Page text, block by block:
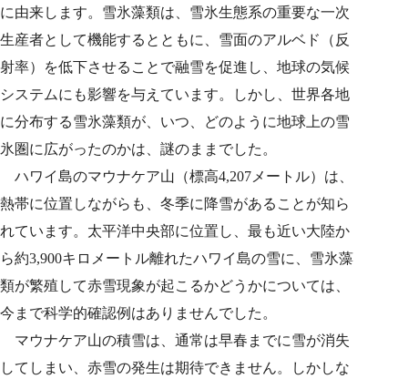
に由来します。雪氷藻類は、雪氷生態系の重要な一次
生産者として機能するとともに、雪面のアルベド（反
射率）を低下させることで融雪を促進し、地球の気候
システムにも影響を与えています。しかし、世界各地
に分布する雪氷藻類が、いつ、どのように地球上の雪
氷圏に広がったのかは、謎のままでした。
ハワイ島のマウナケア山（標高4,207メートル）は、
熱帯に位置しながらも、冬季に降雪があることが知ら
れています。太平洋中央部に位置し、最も近い大陸か
ら約3,900キロメートル離れたハワイ島の雪に、雪氷藻
類が繁殖して赤雪現象が起こるかどうかについては、
今まで科学的確認例はありませんでした。
マウナケア山の積雪は、通常は早春までに雪が消失
してしまい、赤雪の発生は期待できません。しかしな